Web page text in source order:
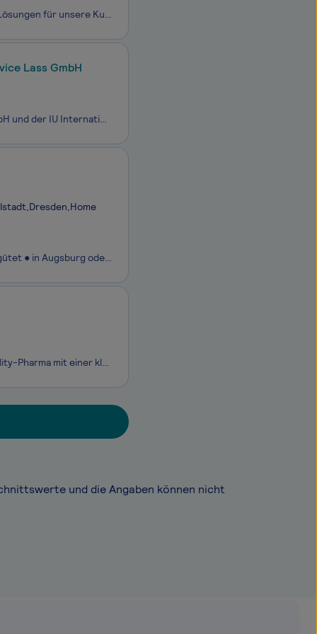
Wir sind ein innovatives Unternehmen in der Handwerk und Handel, das kreative Lösungen für unsere Kunden entwickelt. Unser Team besteht aus talentierten Fachleuten, die Leidenschaft für Design und Kommunikation teilen. Zur Verstärkung unseres Teams suchen wir einen engagierten Mediengestalter (m/w/d
Lass GmbH
Starte Deine Zukunft im Mediendesign gemeinsam mit der Agrarservice Lass GmbH und der IU Internationalen Hochschule. Im Dualen myStudium – akkreditiert als duales Fernstudium - sammelst Du Deine Praxiserfahrung im Unternehmen und lernst die Theorie zu 100 % virtuell, ergänzt durch optionale dig
ab November ● Pflichtpraktikum / Praxissemester ● Dauer: mind. 3 Monate ● vergütet ● in Augsburg oder remote Studyflix ist mit über 6 Mio. Nutzern die größte kostenlose E-Learning- und Karriere-Plattform im DACH-Raum! Unsere Mission ist es, allen SchülerInnen und StudentInnen kostenlosen Zugang zu
Wir sind ein inhabergeführtes und global tätiges Unternehmen im Bereich Speciality-Pharma mit einer klaren Mission: DIE nachhaltige Plattform für langjährig etablierte und vertraute pharmazeutische Markenprodukte diverser Therapiegebiete zu sein. Als verlässlicher Partner der forschenden Pharmaindus
und die Angaben können nicht